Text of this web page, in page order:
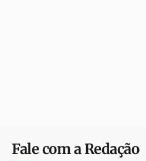
Fale com a Redação